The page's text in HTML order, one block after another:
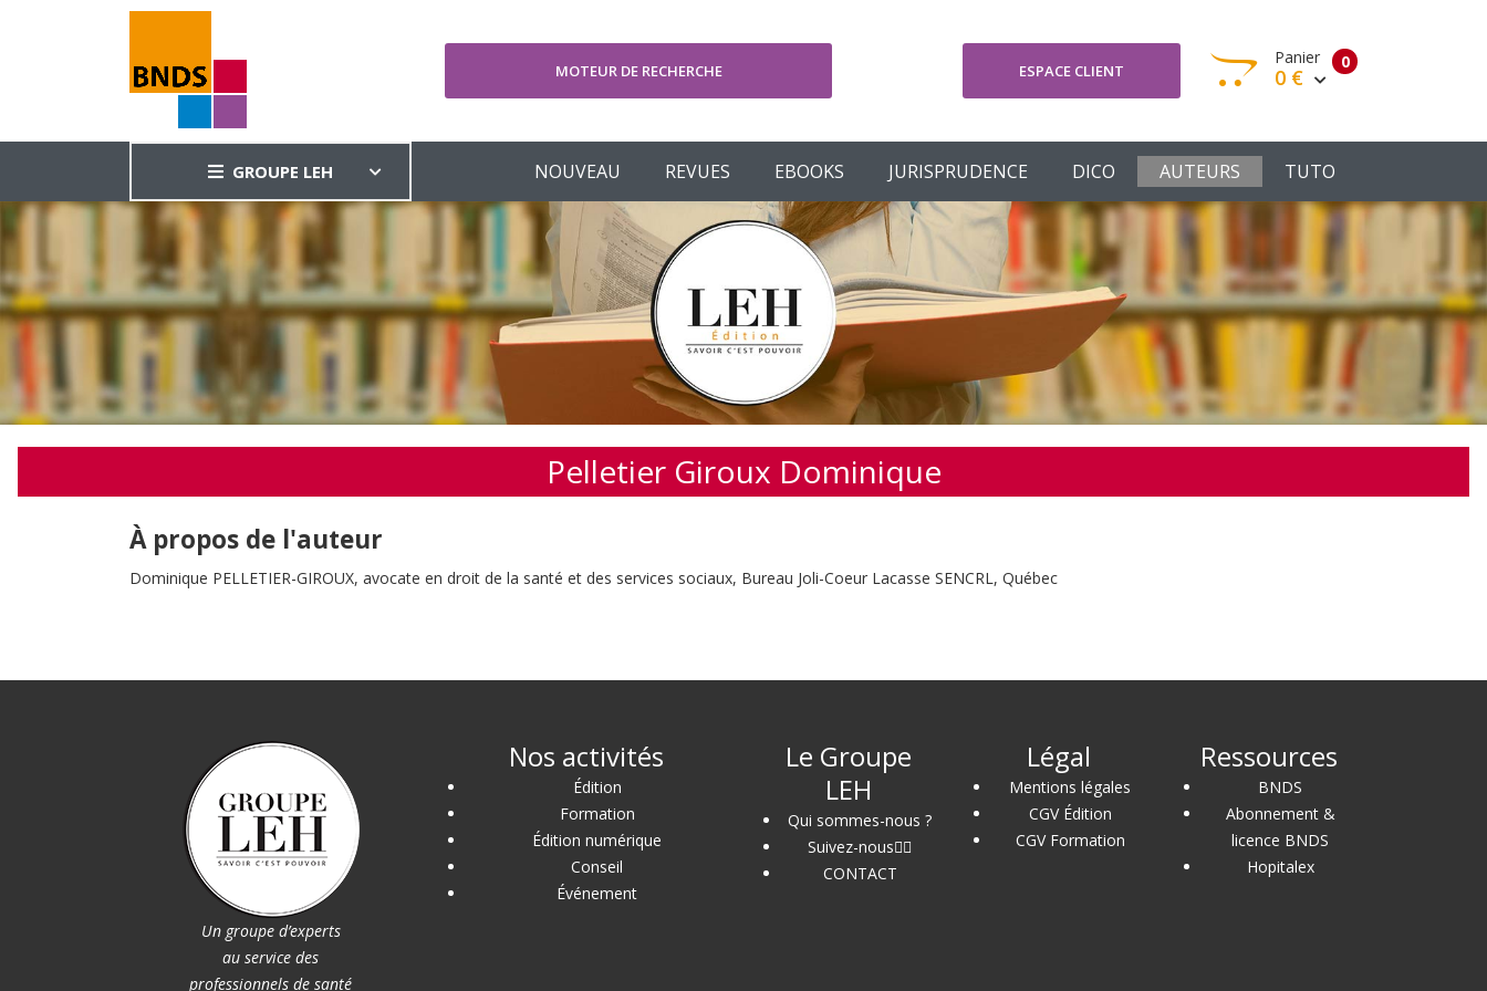
MOTEUR DE RECHERCHE ESPACE CLIENT 0
Panier
0 €
Votre panier est vide
Votre Panier Commander
GROUPE LEH NOUVEAU REVUES EBOOKS JURISPRUDENCE DICO AUTEURS TUTO
Pelletier Giroux Dominique
À propos de l'auteur
Dominique PELLETIER-GIROUX, avocate en droit de la santé et des services sociaux, Bureau Joli-Coeur Lacasse SENCRL, Québec
Un groupe d’experts
au service des
professionnels de santé
Nos activités
Édition
Formation
Édition numérique
Conseil
Événement
Le Groupe
LEH
Qui sommes-nous ?
Suivez-nous
CONTACT
Légal
Mentions légales
CGV Édition
CGV Formation
Ressources
BNDS
Abonnement &
licence BNDS
Hopitalex